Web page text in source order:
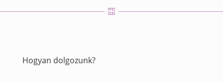
Hogyan dolgozunk?